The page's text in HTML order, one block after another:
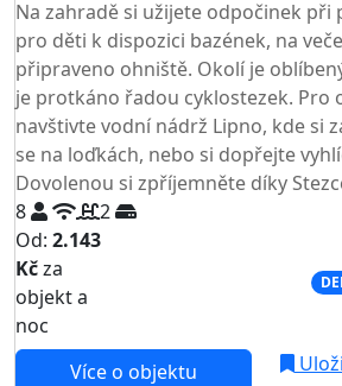
Na zahradě si užijete odpočinek při
pro děti k dispozici bazének, na
připraveno ohniště. Okolí je
je protkáno řadou cyklostezek. Pro
navštivte vodní nádrž Lipno, kde si
se na loďkách, nebo si dopřejte
Dovolenou si zpříjemněte díky
8
2
Od: 2.143
Kčza
objekt a
noc
Více o objektu